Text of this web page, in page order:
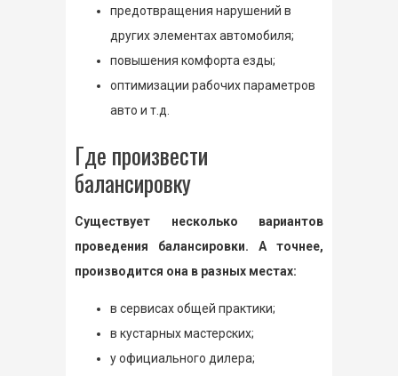
предотвращения нарушений в
других элементах автомобиля;
повышения комфорта езды;
оптимизации рабочих параметров
авто и т.д.
Где произвести
балансировку
Существует несколько вариантов
проведения балансировки. А точнее,
производится она в разных местах:
в сервисах общей практики;
в кустарных мастерских;
у официального дилера;